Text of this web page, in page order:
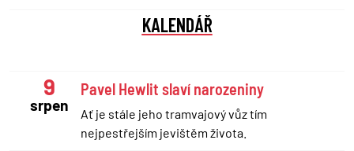
KALENDÁŘ
9
srpen
Pavel Hewlit slaví narozeniny
Ať je stále jeho tramvajový vůz tím
nejpestřejším jevištěm života.